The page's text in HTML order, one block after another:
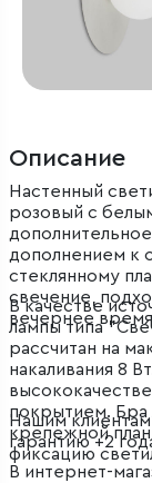
Описание
Настенный
розовый с
дополнением к
стеклянному
свечение,
вечернее
В качестве
лампы типа
рассчитан на
накаливания 8
покрытием. Бра
крепежной
фиксацию
Нашим
гарантию +2
В интернет-